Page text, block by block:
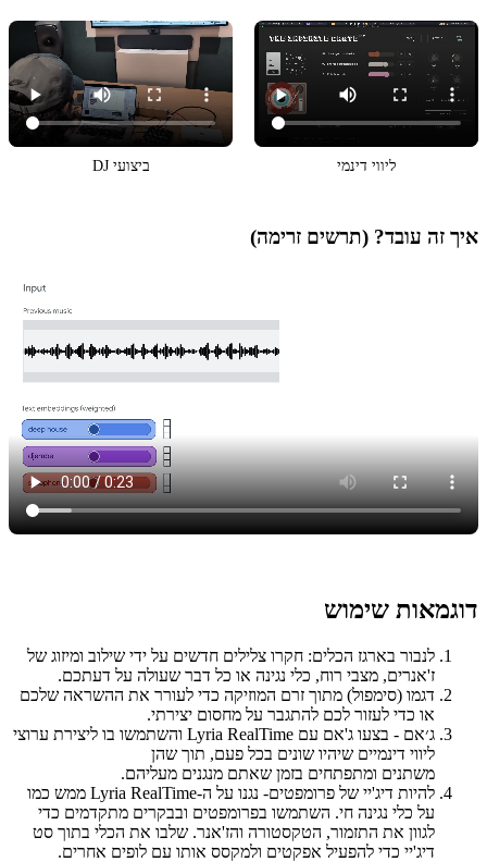
ליווי דינמי ביצועי DJ
איך זה עובד? (תרשים זרימה)
דוגמאות שימוש
לנבור בארגז הכלים: חקרו צלילים חדשים על ידי שילוב ומיזוג של
ז'אנרים, מצבי רוח, כלי נגינה או כל דבר שעולה על דעתכם.
דגמו (סימפול) מתוך זרם המוזיקה כדי לעורר את ההשראה שלכם
או כדי לעזור לכם להתגבר על מחסום יצירתי.
ג׳אם - בצעו ג'אם עם Lyria RealTime והשתמשו בו ליצירת ערוצי
ליווי דינמיים שיהיו שונים בכל פעם, תוך שהן
משתנים ומתפתחים בזמן שאתם מנגנים מעליהם.
להיות דיג'יי של פרומפטים- נגנו על ה-Lyria RealTime ממש כמו
על כלי נגינה חי. השתמשו בפרומפטים ובבקרים מתקדמים כדי
לגוון את התזמור, הטקסטורה והז'אנר. שלבו את הכלי בתוך סט
דיג'יי כדי להפעיל אפקטים ולמקסס אותו עם לופים אחרים.